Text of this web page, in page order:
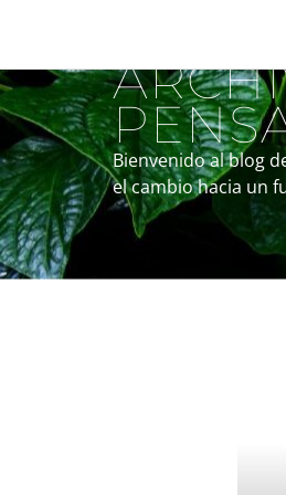
Bienvenido al blog
el cambio hacia un